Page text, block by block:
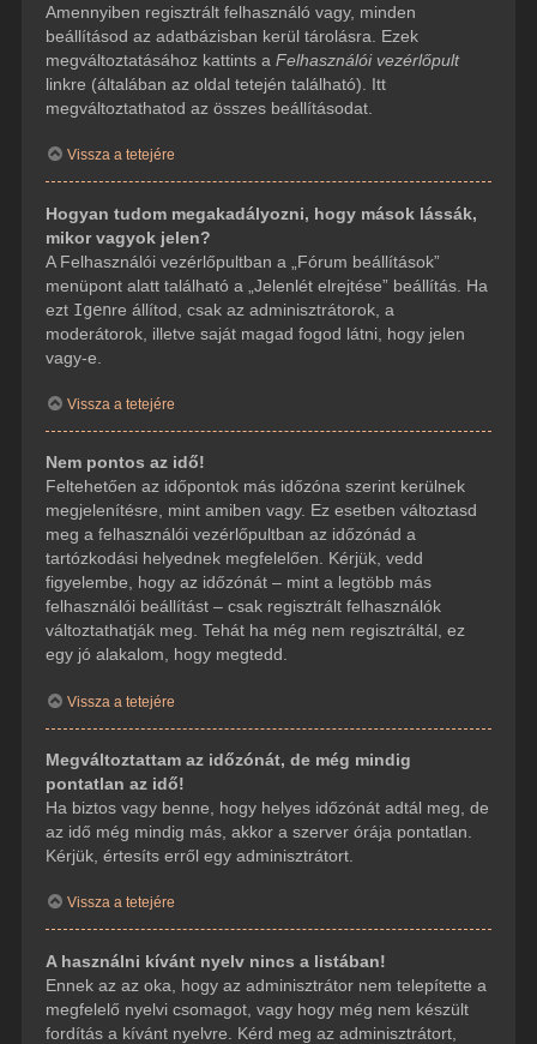
Amennyiben regisztrált felhasználó vagy, minden
beállításod az adatbázisban kerül tárolásra. Ezek
megváltoztatásához kattints a Felhasználói vezérlőpult
linkre (általában az oldal tetején található). Itt
megváltoztathatod az összes beállításodat.
Vissza a tetejére
Hogyan tudom megakadályozni, hogy mások lássák,
mikor vagyok jelen?
A Felhasználói vezérlőpultban a „Fórum beállítások”
menüpont alatt található a „Jelenlét elrejtése” beállítás. Ha
ezt Igenre állítod, csak az adminisztrátorok, a
moderátorok, illetve saját magad fogod látni, hogy jelen
vagy-e.
Vissza a tetejére
Nem pontos az idő!
Feltehetően az időpontok más időzóna szerint kerülnek
megjelenítésre, mint amiben vagy. Ez esetben változtasd
meg a felhasználói vezérlőpultban az időzónád a
tartózkodási helyednek megfelelően. Kérjük, vedd
figyelembe, hogy az időzónát – mint a legtöbb más
felhasználói beállítást – csak regisztrált felhasználók
változtathatják meg. Tehát ha még nem regisztráltál, ez
egy jó alakalom, hogy megtedd.
Vissza a tetejére
Megváltoztattam az időzónát, de még mindig
pontatlan az idő!
Ha biztos vagy benne, hogy helyes időzónát adtál meg, de
az idő még mindig más, akkor a szerver órája pontatlan.
Kérjük, értesíts erről egy adminisztrátort.
Vissza a tetejére
A használni kívánt nyelv nincs a listában!
Ennek az az oka, hogy az adminisztrátor nem telepítette a
megfelelő nyelvi csomagot, vagy hogy még nem készült
fordítás a kívánt nyelvre. Kérd meg az adminisztrátort,